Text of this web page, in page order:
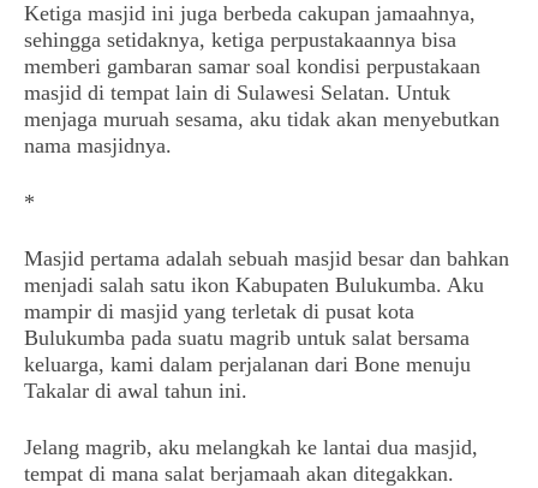
Ketiga masjid ini juga berbeda cakupan jamaahnya,
sehingga setidaknya, ketiga perpustakaannya bisa
memberi gambaran samar soal kondisi perpustakaan
masjid di tempat lain di Sulawesi Selatan. Untuk
menjaga muruah sesama, aku tidak akan menyebutkan
nama masjidnya.
*
Masjid pertama adalah sebuah masjid besar dan bahkan
menjadi salah satu ikon Kabupaten Bulukumba. Aku
mampir di masjid yang terletak di pusat kota
Bulukumba pada suatu magrib untuk salat bersama
keluarga, kami dalam perjalanan dari Bone menuju
Takalar di awal tahun ini.
Jelang magrib, aku melangkah ke lantai dua masjid,
tempat di mana salat berjamaah akan ditegakkan.